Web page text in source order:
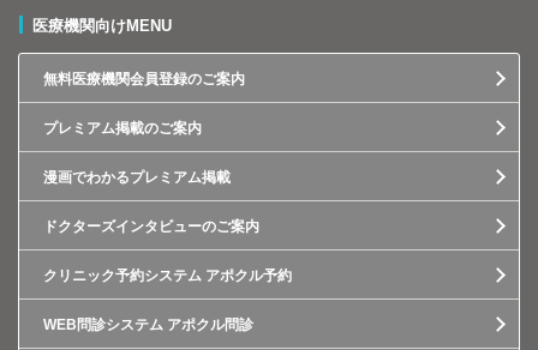
医療機関向けMENU
無料医療機関会員登録のご案内
プレミアム掲載のご案内
漫画でわかるプレミアム掲載
ドクターズインタビューのご案内
クリニック予約システム アポクル予約
WEB問診システム アポクル問診